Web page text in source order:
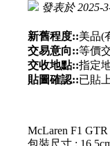
發表於 2025-
新舊程度::美品(
交易意向::等價
交收地點::指定
貼圖確認::已貼
McLaren F1
包裝尺寸 :